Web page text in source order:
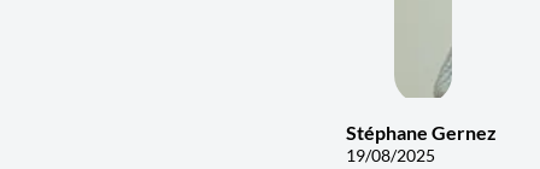
Stéphane Gernez
19/08/2025